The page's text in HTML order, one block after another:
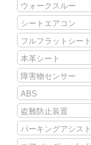
ウォークスルー
シートエアコン
フルフラットシート
本革シート
障害物センサー
ABS
盗難防止装置
パーキングアシスト